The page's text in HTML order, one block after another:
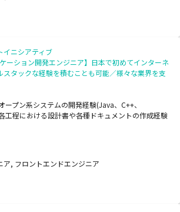
イニシアティブ
ケーション開発エンジニア】日本で初めてインターネ
スタックな経験を積むことも可能／様々な業界を支
ープン系システムの開発経験(Java、C++、
工程における設計書や各種ドキュメントの作成経験
ア, フロントエンドエンジニア